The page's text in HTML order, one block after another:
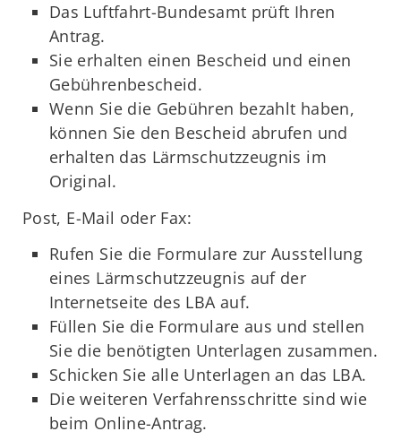
Das Luftfahrt-Bundesamt prüft Ihren
Antrag.
Sie erhalten einen Bescheid und einen
Gebührenbescheid.
Wenn Sie die Gebühren bezahlt haben,
können Sie den Bescheid abrufen und
erhalten das Lärmschutzzeugnis im
Original.
Post, E-Mail oder Fax:
Rufen Sie die Formulare zur Ausstellung
eines Lärmschutzzeugnis auf der
Internetseite des LBA auf.
Füllen Sie die Formulare aus und stellen
Sie die benötigten Unterlagen zusammen.
Schicken Sie alle Unterlagen an das LBA.
Die weiteren Verfahrensschritte sind wie
beim Online-Antrag.